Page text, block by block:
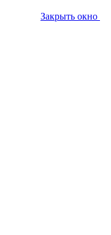
Закрыть окно